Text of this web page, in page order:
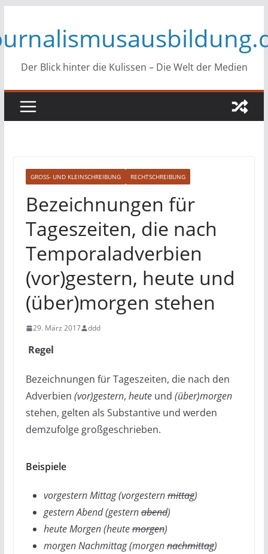
springen
Der Blick hinter die Kulissen – Die Welt der Medien
GROSS- UND KLEINSCHREIBUNG RECHTSCHREIBUNG
Bezeichnungen für
Tageszeiten, die nach
Temporaladverbien
(vor)gestern, heute und
(über)morgen stehen
29. März 2017 ddd
Regel
Bezeichnungen für Tageszeiten, die nach den
Adverbien (vor)gestern, heute und (über)morgen
stehen, gelten als Substantive und werden
demzufolge großgeschrieben.
Beispiele
vorgestern Mittag (vorgesternmittag)
gestern Abend (gesternabend)
heute Morgen (heutemorgen)
morgen Nachmittag (morgennachmittag)